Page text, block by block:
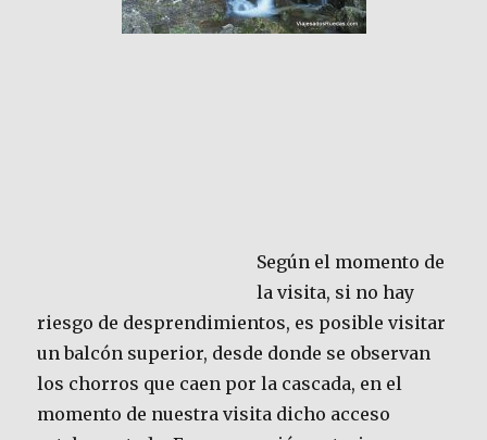
Según el momento de
la visita, si no hay
riesgo de desprendimientos, es posible visitar
un balcón superior, desde donde se observan
los chorros que caen por la cascada, en el
momento de nuestra visita dicho acceso